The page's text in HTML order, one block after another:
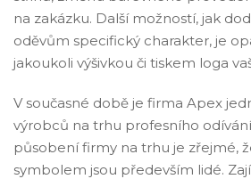
na zakázku. Další možností, jak
oděvům specifický charakter, je
jakoukoli výšivkou či tiskem loga
V současné době je firma Apex
výrobců na trhu profesního
působení firmy na trhu je zřejmé,
symbolem jsou především lidé.